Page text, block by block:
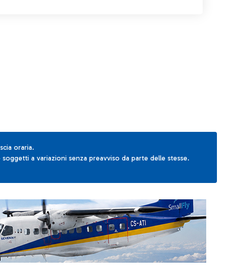
TAB to navigate.
oraria.
a variazioni senza preavviso da parte delle stesse.